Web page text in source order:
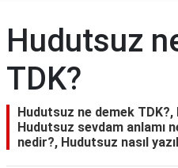
NEDİR
FAYDALARI
İLETİŞİM
Hudutsuz
TDK?
Hudutsuz ne demek
Hudutsuz sevdam anlamı
nedir?, Hudutsuz nasıl